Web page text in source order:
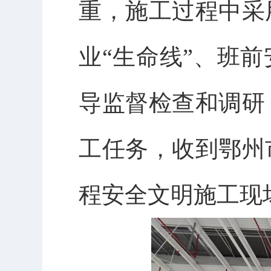
重，施工过程中
业“生命线”、班
导监督检查和调
工任务，收到鄂
程安全文明施工